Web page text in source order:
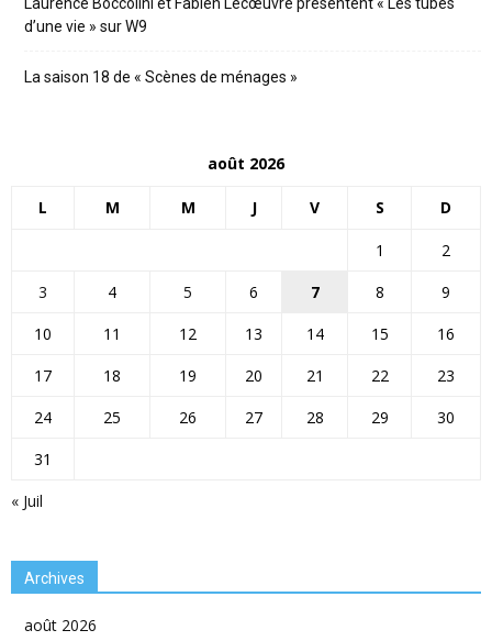
Laurence Boccolini et Fabien Lecœuvre présentent « Les tubes
d’une vie » sur W9
La saison 18 de « Scènes de ménages »
août 2026
L M M J V S D
« Juil
1
2
3
4 5 6 7 8
9
10
11 12 13 14 15
16
17
18 19 20 21 22
23
24
25 26 27 28 29
30
31
Archives
août 2026